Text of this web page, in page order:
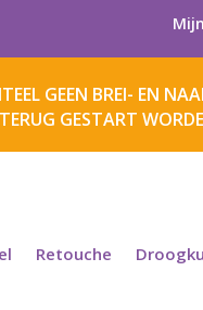
GEEN BREI- EN
GESTART
Retouche